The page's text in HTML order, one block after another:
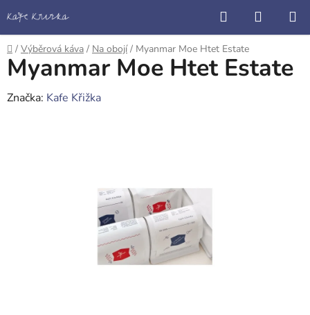
na
obsah
Hledat
KOŠÍK
Domů
/ Výběrová káva / Na obojí / Myanmar Moe Htet Estate
Myanmar Moe Htet Estate
Značka: Kafe Křižka